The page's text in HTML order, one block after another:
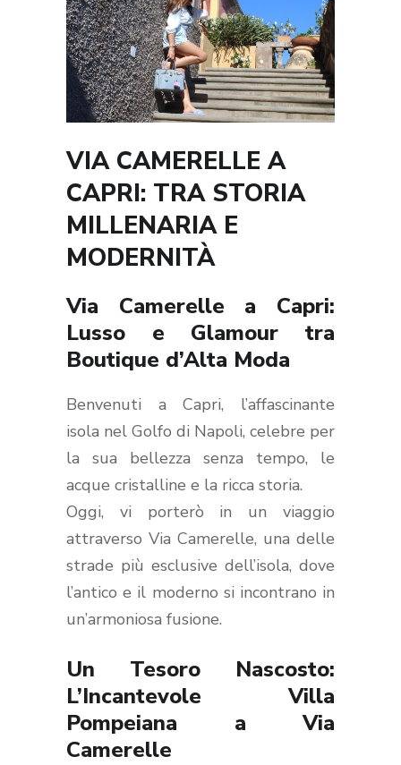
VIA CAMERELLE A
CAPRI: TRA STORIA
MILLENARIA E
MODERNITÀ
Via Camerelle a Capri:
Lusso e Glamour tra
Boutique d’Alta Moda
Benvenuti a Capri, l’affascinante
isola nel Golfo di Napoli, celebre per
la sua bellezza senza tempo, le
acque cristalline e la ricca storia.
Oggi, vi porterò in un viaggio
attraverso Via Camerelle, una delle
strade più esclusive dell’isola, dove
l’antico e il moderno si incontrano in
un’armoniosa fusione.
Un Tesoro Nascosto:
L’Incantevole Villa
Pompeiana a Via
Camerelle